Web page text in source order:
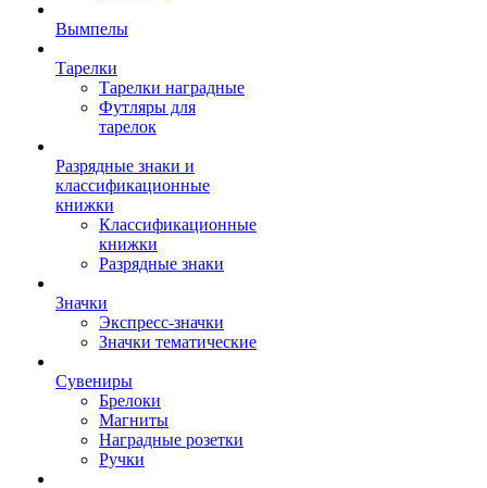
Вымпелы
Тарелки
Тарелки наградные
Футляры для
тарелок
Разрядные знаки и
классификационные
книжки
Классификационные
книжки
Разрядные знаки
Значки
Экспресс-значки
Значки тематические
Сувениры
Брелоки
Магниты
Наградные розетки
Ручки